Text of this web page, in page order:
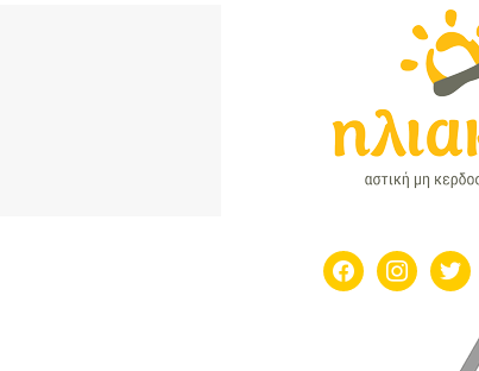
facebookinstagram
twitter